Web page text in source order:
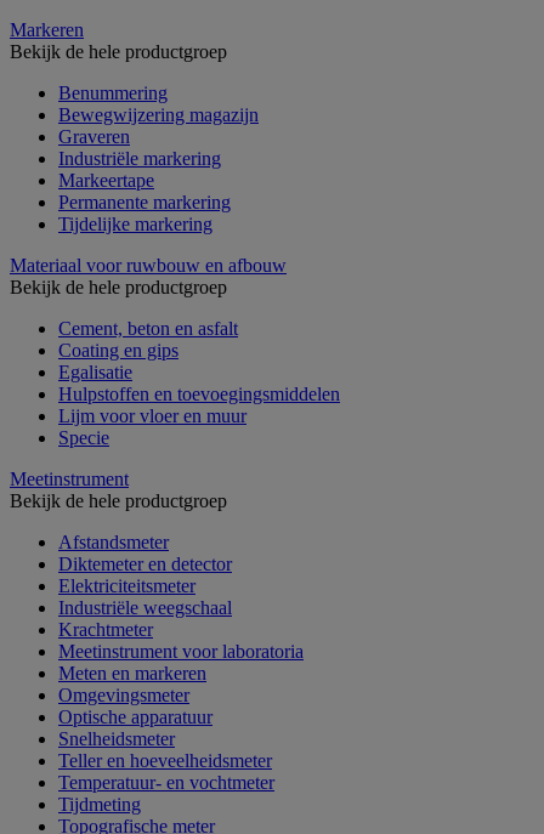
Markeren
Bekijk de hele productgroep
Benummering
Bewegwijzering magazijn
Graveren
Industriële markering
Markeertape
Permanente markering
Tijdelijke markering
Materiaal voor ruwbouw en afbouw
Bekijk de hele productgroep
Cement, beton en asfalt
Coating en gips
Egalisatie
Hulpstoffen en toevoegingsmiddelen
Lijm voor vloer en muur
Specie
Meetinstrument
Bekijk de hele productgroep
Afstandsmeter
Diktemeter en detector
Elektriciteitsmeter
Industriële weegschaal
Krachtmeter
Meetinstrument voor laboratoria
Meten en markeren
Omgevingsmeter
Optische apparatuur
Snelheidsmeter
Teller en hoeveelheidsmeter
Temperatuur- en vochtmeter
Tijdmeting
Topografische meter